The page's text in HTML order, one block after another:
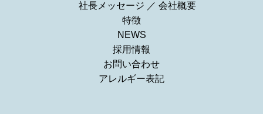
社長メッセージ ／ 会社概要
特徴
NEWS
採用情報
お問い合わせ
アレルギー表記